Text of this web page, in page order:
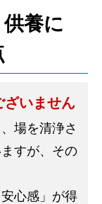
養に
ざいません
場を清浄さ
すが、その
心感」が得